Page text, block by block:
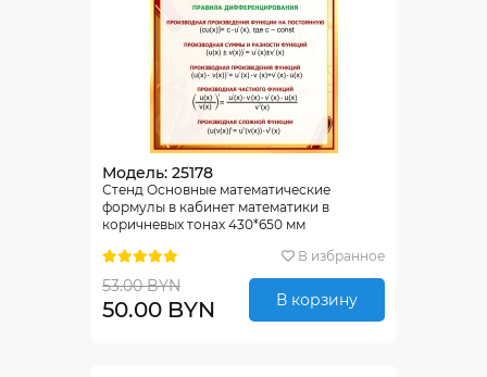
Модель: 25178
Стенд Основные математические
формулы в кабинет математики в
коричневых тонах 430*650 мм
В избранное
53.00 BYN
50.00 BYN В корзину